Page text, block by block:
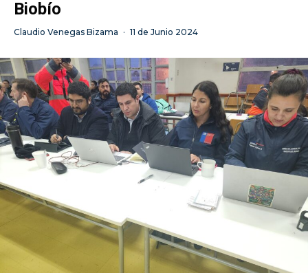
Biobío
Claudio Venegas Bizama · 11 de Junio 2024